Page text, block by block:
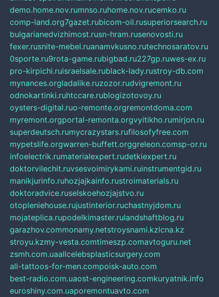
demo.home.nov.rumnso.ruhome.nov.rucemko.ru
comp-land.org7gazet.rubicom-oil.rusuperiorsearch.ru
bulgarianedvizhimost.rusn-hram.rusenovosti.ru
fexer.rusnite-mebel.ruanamvkusno.rutechnosaratov.ru
0sporte.ru9rota-game.rubigbad.ru227gp.ruwes-ex.ru
pro-kirpichi.ruisraelsale.rublack-lady.rustroy-db.com
mynances.orgladalike.ruzozor.rudvigremont.ru
odnokartinki.ruhtccare.rublogizotovoy.ru
oysters-digital.ruo-remonte.orgremontdoma.com
myremont.orgportal-remonta.orgvyitikho.rumirjon.ru
superdeutsch.rumycrazystars.rufilosofyfree.com
mypetslife.orgwarren-buffett.orggreleon.comsp-or.ru
infoelectrik.rumaterialexpert.rudetkiexpert.ru
doktorvilechit.ruvsesvoimirykami.ruinstrumentgid.ru
manikjurinfo.ruhozjajkainfo.rustroimaterials.ru
doktoradvice.ruselskoehozjajstvo.ru
otopleniehouse.rujustinterior.ruchastnyjdom.ru
mojateplica.rupodelkimaster.rulandshaftblog.ru
garazhov.commonamy.netstroysnami.kzlcna.kz
stroyu.kzmy-vesta.comtimeszp.comavtoguru.net
zsmh.com.uaallcelebsplasticsurgery.com
all-tattoos-for-men.compoisk-auto.com
best-radio.com.uaost-engineering.comkuryatnik.info
euroshiny.com.uaporemontuavto.com